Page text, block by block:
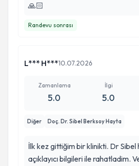
🙏🏻
Randevu sonrası
L*** H***10.07.2026
Zamanlama
5.0
İlgi
5.0
Diğer Doç. Dr. Sibel Berksoy Hayta
İlk kez gittiğim bir klinikti. Dr Sibel hanımın
açıklayıcı bilgileri ile rahatladim.